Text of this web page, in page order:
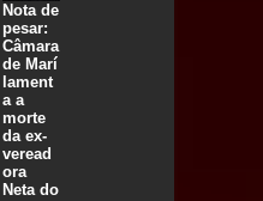
Nota de
pesar:
Câmara
de Marí
lament
a a
morte
da ex-
veread
ora
Neta do